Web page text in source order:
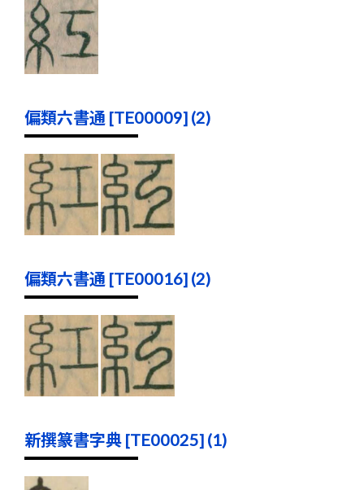
偏類六書通 [TE00009] (2)
偏類六書通 [TE00016] (2)
新撰篆書字典 [TE00025] (1)